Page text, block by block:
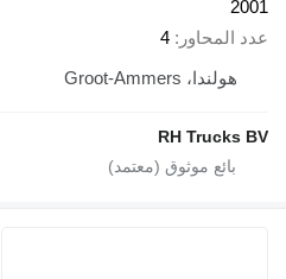
المحاور 4
هولندا، Groot-Ammers
RH Trucks